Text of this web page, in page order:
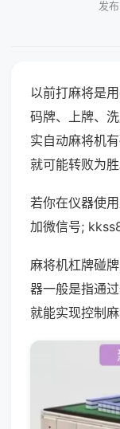
发
以前打麻将是
码牌、上牌、
实自动麻将机
就可能转败为胜
若你在仪器使
加微信号;
麻将机杠牌碰
器一般是指通
就能实现控制